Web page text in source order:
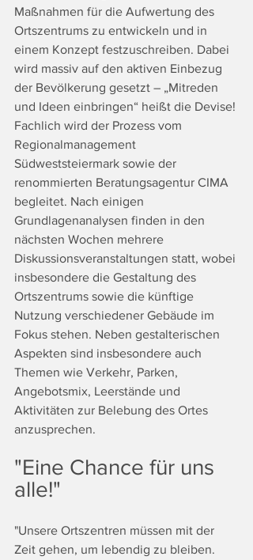
Maßnahmen für die Aufwertung des
Ortszentrums zu entwickeln und in
einem Konzept festzuschreiben. Dabei
wird massiv auf den aktiven Einbezug
der Bevölkerung gesetzt – „Mitreden
und Ideen einbringen“ heißt die Devise!
Fachlich wird der Prozess vom
Regionalmanagement
Südweststeiermark sowie der
renommierten Beratungsagentur CIMA
begleitet. Nach einigen
Grundlagenanalysen finden in den
nächsten Wochen mehrere
Diskussionsveranstaltungen statt, wobei
insbesondere die Gestaltung des
Ortszentrums sowie die künftige
Nutzung verschiedener Gebäude im
Fokus stehen. Neben gestalterischen
Aspekten sind insbesondere auch
Themen wie Verkehr, Parken,
Angebotsmix, Leerstände und
Aktivitäten zur Belebung des Ortes
anzusprechen.
"Eine Chance für uns
alle!"
"Unsere Ortszentren müssen mit der
Zeit gehen, um lebendig zu bleiben.